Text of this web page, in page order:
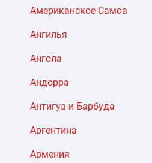
Американское Самоа
Ангилья
Ангола
Андорра
Антигуа и Барбуда
Аргентина
Армения